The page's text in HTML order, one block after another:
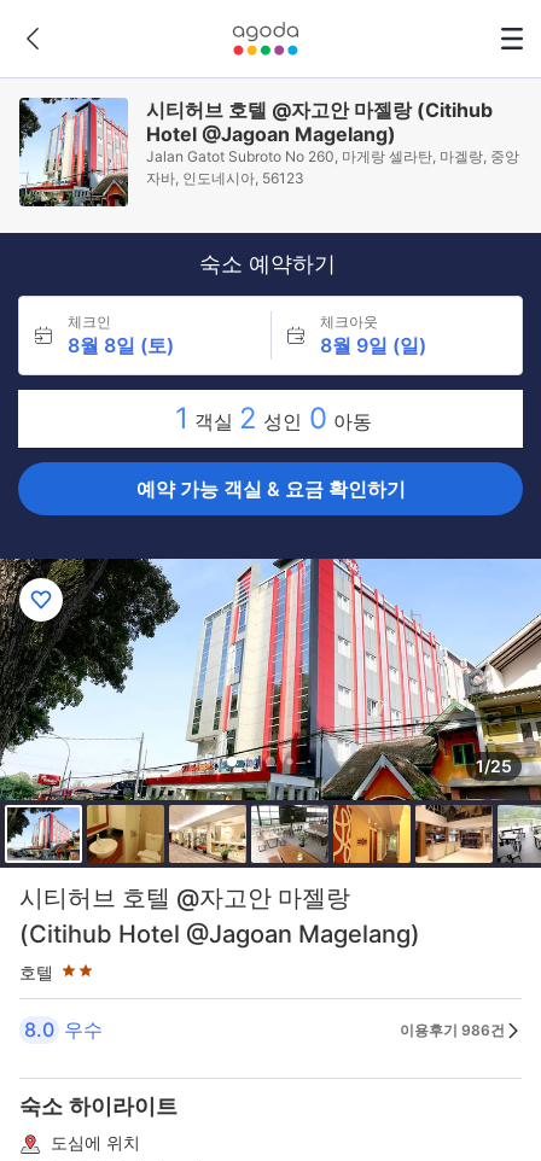
시티허브 호텔 @자고안 마젤랑 (Citihub
Hotel @Jagoan Magelang)
Jalan Gatot Subroto No 260, 마게랑 셀라탄, 마겔랑, 중앙
자바, 인도네시아, 56123
숙소 예약하기
체크인
8월 8일 (토)
체크아웃
8월 9일 (일)
1 객실 2 성인 0 아동
예약 가능 객실 & 요금 확인하기
1/25
시티허브 호텔 @자고안 마젤랑
(Citihub Hotel @Jagoan Magelang)
호텔
2성급
8.0 우수 이용후기 986건
숙소 하이라이트
도심에 위치